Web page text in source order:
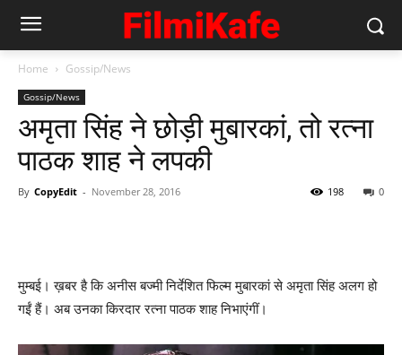
Home Gossip/News
Gossip/News
अमृता सिंह ने छोड़ी मुबारकां, तो रत्‍ना
पाठक शाह ने लपकी
By CopyEdit - November 28, 2016 0
198
मुम्‍बई। ख़बर है कि अनीस बज्‍मी निर्देशित फिल्‍म मुबारकां से अमृता सिंह अलग हो
गईं हैं। अब उनका किरदार रत्‍ना पाठक शाह निभाएंगीं।